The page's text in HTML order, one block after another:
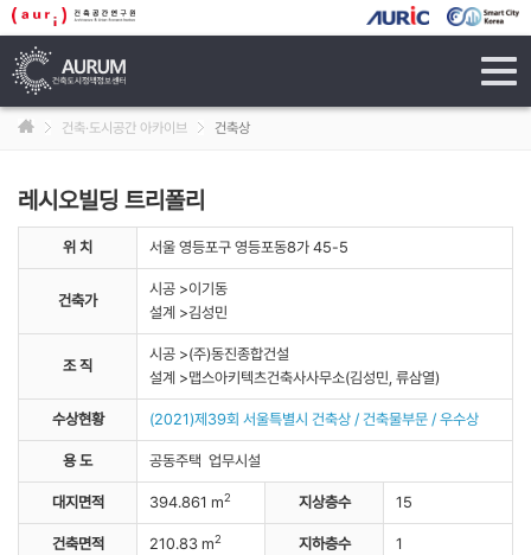
건축·도시공간 아카이브 건축상
레시오빌딩 트리폴리
위 치 서울 영등포구 영등포동8가 45-5
건축가
시공 >이기동
설계 >김성민
조 직
시공 >(주)동진종합건설
설계 >맵스아키텍츠건축사사무소(김성민, 류삼열)
수상현황 (2021)제39회 서울특별시 건축상 / 건축물부문 / 우수상
용 도 공동주택 업무시설
대지면적 394.861 m2 지상층수 15
건축면적 210.83 m2 지하층수 1